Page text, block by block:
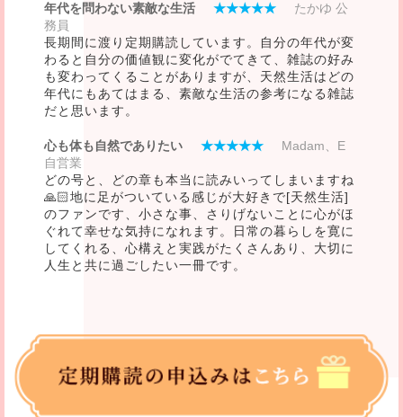
年代を問わない素敵な生活 ★★★★★
たかゆ 公
務員
長期間に渡り定期購読しています。自分の年代が変
わると自分の価値観に変化がでてきて、雑誌の好み
も変わってくることがありますが、天然生活はどの
年代にもあてはまる、素敵な生活の参考になる雑誌
だと思います。
心も体も自然でありたい ★★★★★
Madam、E
自営業
どの号と、どの章も本当に読みいってしまいますね
🙏🏻地に足がついている感じが大好きで[天然生活]
のファンです、小さな事、さりげないことに心がほ
ぐれて幸せな気持になれます。日常の暮らしを寛に
してくれる、心構えと実践がたくさんあり、大切に
人生と共に過ごしたい一冊です。